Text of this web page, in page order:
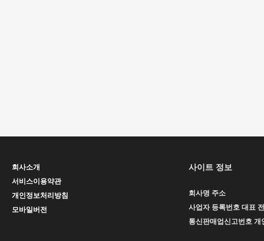
회사소개
서비스이용약관
개인정보처리방침
모바일버전
사이트 정보
회사명 주소
사업자 등록번호 대표
통신판매업신고번호 개